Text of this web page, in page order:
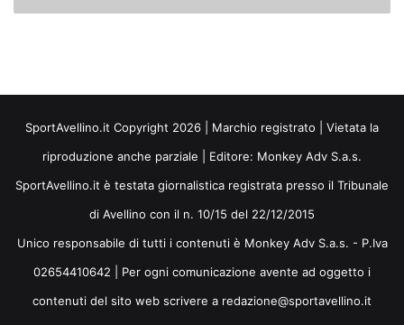
SportAvellino.it Copyright 2026 | Marchio registrato | Vietata la
riproduzione anche parziale | Editore: Monkey Adv S.a.s.
SportAvellino.it è testata giornalistica registrata presso il Tribunale
di Avellino con il n. 10/15 del 22/12/2015
Unico responsabile di tutti i contenuti è Monkey Adv S.a.s. - P.Iva
02654410642 | Per ogni comunicazione avente ad oggetto i
contenuti del sito web scrivere a redazione@sportavellino.it